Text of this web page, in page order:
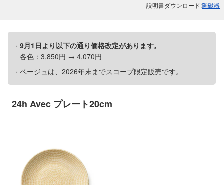
説明書ダウンロード:陶磁器
9月1日より以下の通り価格改定があります。
各色：3,850円 → 4,070円
ベージュは、2026年末までスコープ限定販売です。
24h Avec プレート20cm